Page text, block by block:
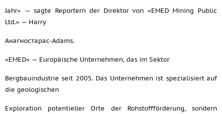
Jahr» — sagte Reportern der Direktor von «EMED Mining Public
Ltd.» — Harry
Анагностарас-Adams.
«EMED» — Europäische Unternehmen, das im Sektor
Bergbauindustrie seit 2005. Das Unternehmen ist spezialisiert auf
die geologischen
Exploration potentieller Orte der Rohstoffförderung, sondern